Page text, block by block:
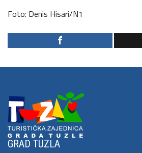
Foto: Denis Hisari/N1
GRAD TUZLA